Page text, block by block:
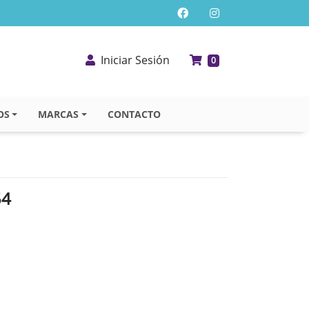
Iniciar Sesión 0
MARCAS CONTACTO